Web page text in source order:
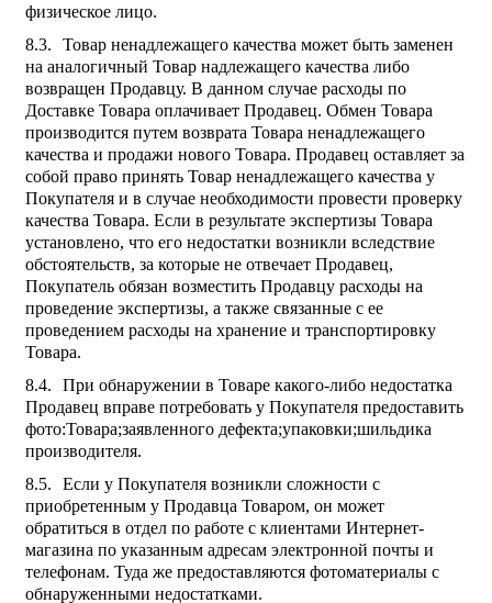
физическое лицо.
Товар ненадлежащего качества может быть заменен
на аналогичный Товар надлежащего качества либо
возвращен Продавцу. В данном случае расходы по
Доставке Товара оплачивает Продавец. Обмен Товара
производится путем возврата Товара ненадлежащего
качества и продажи нового Товара. Продавец оставляет за
собой право принять Товар ненадлежащего качества у
Покупателя и в случае необходимости провести проверку
качества Товара. Если в результате экспертизы Товара
установлено, что его недостатки возникли вследствие
обстоятельств, за которые не отвечает Продавец,
Покупатель обязан возместить Продавцу расходы на
проведение экспертизы, а также связанные с ее
проведением расходы на хранение и транспортировку
Товара.
При обнаружении в Товаре какого-либо недостатка
Продавец вправе потребовать у Покупателя предоставить
фото:Товара;заявленного дефекта;упаковки;шильдика
производителя.
Если у Покупателя возникли сложности с
приобретенным у Продавца Товаром, он может
обратиться в отдел по работе с клиентами Интернет-
магазина по указанным адресам электронной почты и
телефонам. Туда же предоставляются фотоматериалы с
обнаруженными недостатками.